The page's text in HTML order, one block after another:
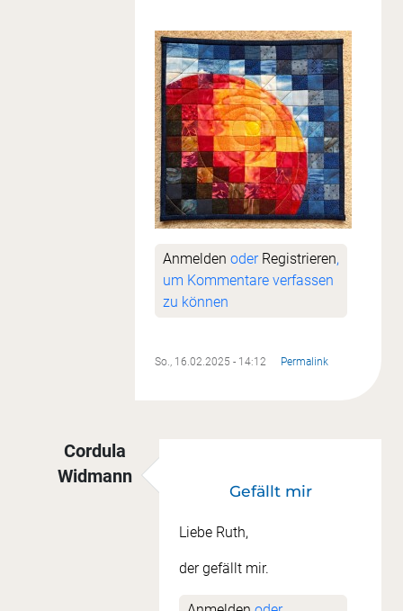
Anmelden oder Registrieren,
um Kommentare verfassen
zu können
So., 16.02.2025 - 14:12 Permalink
Cordula
Widmann
Quadratischer Sonnenaufgang
Gefällt mir
Liebe Ruth,
der gefällt mir.